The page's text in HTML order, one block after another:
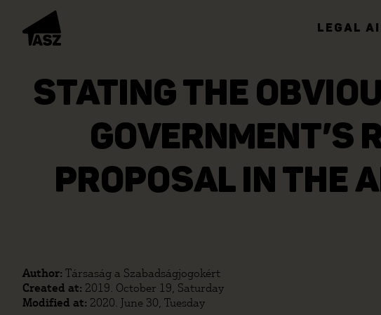
LEGAL
STATING THE
GOVERNMENT’S
PROPOSAL IN THE
Author: Társaság a Szabadságjogokért
Created at: 2019. October 19, Saturday
Modified at: 2020. June 30, Tuesday